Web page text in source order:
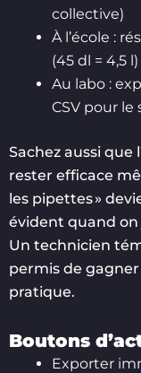
collective)
À l’école :
(45 dl = 4,5 l)
Au labo :
CSV pour le
Sachez aussi que
rester efficace
les pipettes »
évident quand on
Un technicien
permis de
pratique.
Boutons
Exporter